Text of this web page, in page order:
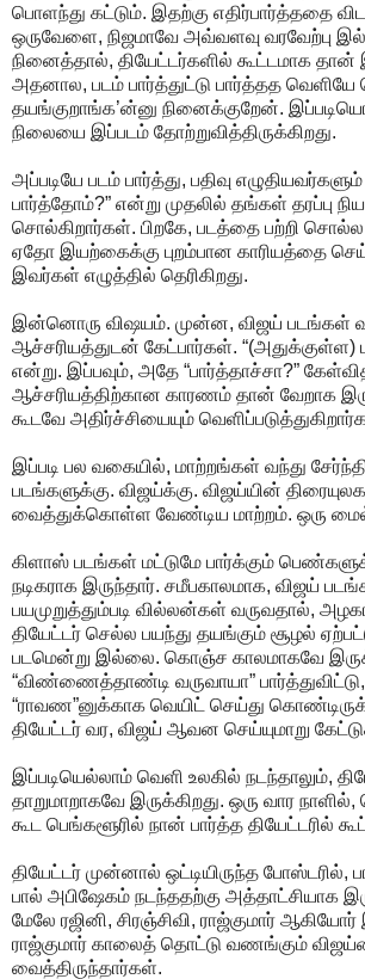
பொளந்து கட்டும். இதற்கு எதிர்பார்த்ததை
ஒருவேளை, நிஜமாவே அவ்வளவு வரவேற்பு
நினைத்தால், தியேட்டர்களில் கூட்டமாக தான்
அதனால, படம் பார்த்துட்டு பார்த்தத
தயங்குறாங்க’ன்னு நினைக்குறேன்.
நிலையை இப்படம் தோற்றுவித்திருக்கிறது.
அப்படியே படம் பார்த்து, பதிவு
பார்த்தோம்?” என்று முதலில் தங்கள் தரப்பு
சொல்கிறார்கள். பிறகே, படத்தை பற்றி சொல்ல
ஏதோ இயற்கைக்கு புறம்பான காரியத்தை
இவர்கள் எழுத்தில் தெரிகிறது.
இன்னொரு விஷயம். முன்ன, விஜய் படங்கள்
ஆச்சரியத்துடன் கேட்பார்கள். “(அதுக்குள்ள)
என்று. இப்பவும், அதே “பார்த்தாச்சா?”
ஆச்சரியத்திற்கான காரணம் தான் வேறாக
கூடவே அதிர்ச்சியையும்
இப்படி பல வகையில், மாற்றங்கள் வந்து
படங்களுக்கு. விஜய்க்கு. விஜய்யின் திரையுலக
வைத்துக்கொள்ள வேண்டிய மாற்றம். ஒரு
கிளாஸ் படங்கள் மட்டுமே பார்க்கும்
நடிகராக இருந்தார். சமீபகாலமாக, விஜய்
பயமுறுத்தும்படி வில்லன்கள் வருவதால்,
தியேட்டர் செல்ல பயந்து தயங்கும் சூழல்
படமென்று இல்லை. கொஞ்ச காலமாகவே
“விண்ணைத்தாண்டி வருவாயா”
“ராவண”னுக்காக வெயிட் செய்து
தியேட்டர் வர, விஜய் ஆவன செய்யுமாறு
இப்படியெல்லாம் வெளி உலகில் நடந்தாலும்,
தாறுமாறாகவே இருக்கிறது. ஒரு வார
கூட பெங்களூரில் நான் பார்த்த தியேட்டரில்
தியேட்டர் முன்னால் ஒட்டியிருந்த போஸ்டரில்,
பால் அபிஷேகம் நடந்ததற்கு அத்தாட்சியாக
மேலே ரஜினி, சிரஞ்சிவி, ராஜ்குமார்
ராஜ்குமார் காலைத் தொட்டு வணங்கும்
வைத்திருந்தார்கள்.